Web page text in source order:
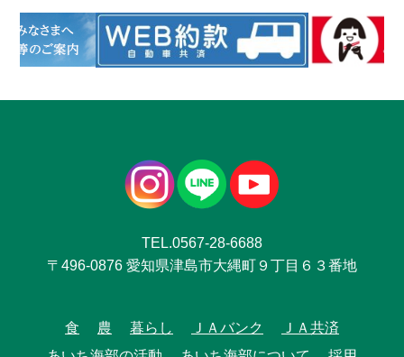
TEL.0567-28-6688
〒496-0876 愛知県津島市大縄町９丁目６３番地
食 農 暮らし ＪＡバンク
ＪＡ共済